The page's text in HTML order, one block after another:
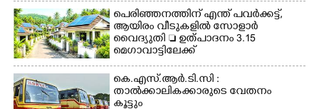
പെരിഞ്ഞനത്തിന് എന്ത് പവർക്കട്ട്,​
ആയിരം വീടുകളിൽ സോളാർ
വൈദ്യുതി  ഉത്പാദനം 3.15
മെഗാവാട്ടിലേക്ക്
കെ.എസ്.ആർ.ടി.സി :
താൽക്കാലികക്കാരുടെ വേതനം
കൂട്ടും